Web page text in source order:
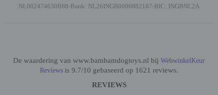
NL002474630B88-Bank: NL26INGB0006882187-BIC: INGBNL2A
De waardering van www.bambamdogtoys.nl bij WebwinkelKeur
Reviews is 9.7/10 gebaseerd op 1621 reviews.
REVIEWS